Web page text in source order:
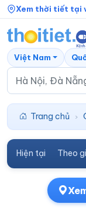
Xem thời tiết tại
Việt Nam
Trang chủ ›
Hiện tại Theo